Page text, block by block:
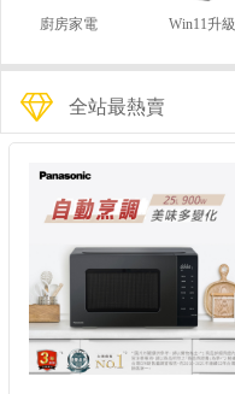
廚房家電 Win11升級
全站最熱賣